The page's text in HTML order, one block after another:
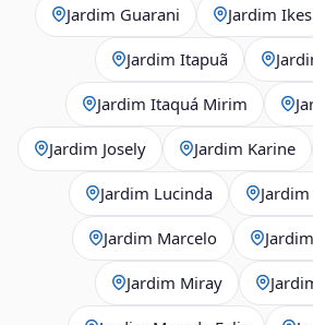
Jardim Guarani Jardim Ikes
Jardim Itapuã
Jardim Itaquá Mirim
Jardim Josely Jardim Karine
Jardim Lucinda
Jardim Marcelo
Jardim Miray